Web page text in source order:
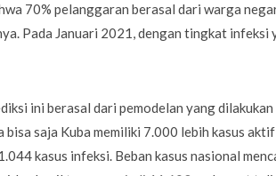
70% pelanggaran berasal dari warga
Pada Januari 2021, dengan tingkat infeksi
ini berasal dari pemodelan yang dilakukan
saja Kuba memiliki 7.000 lebih kasus aktif
kasus infeksi. Beban kasus nasional